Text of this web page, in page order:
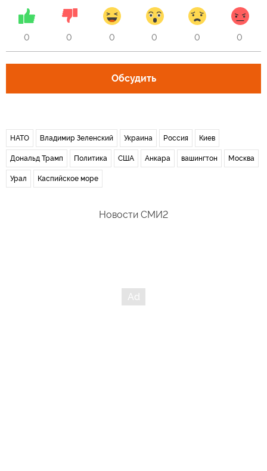
0 0 0 0 0 0
Обсудить
НАТО Владимир Зеленский Украина Россия Киев
Дональд Трамп Политика США Анкара вашингтон Москва
Урал Каспийское море
Новости СМИ2